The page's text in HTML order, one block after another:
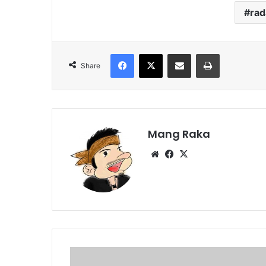
Share
Facebook
X Share via Email Print
Mang Raka
WebsiteFacebook